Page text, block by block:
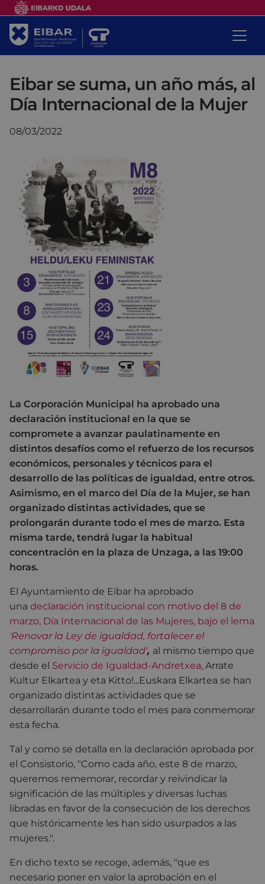
Eibar se suma, un año más, al
Día Internacional de la Mujer
08/03/2022
La Corporación Municipal ha aprobado una
declaración institucional en la que se
compromete a avanzar paulatinamente en
distintos desafíos como el refuerzo de los recursos
económicos, personales y técnicos para el
desarrollo de las políticas de igualdad, entre otros.
Asimismo, en el marco del Día de la Mujer, se han
organizado distintas actividades, que se
prolongarán durante todo el mes de marzo. Esta
misma tarde, tendrá lugar la habitual
concentración en la plaza de Unzaga, a las 19:00
horas.
El Ayuntamiento de Eibar ha aprobado
una declaración institucional con motivo del 8 de
marzo, Día Internacional de las Mujeres, bajo el lema
'Renovar la Ley de igualdad, fortalecer el
compromiso por la igualdad', al mismo tiempo que
desde el Servicio de Igualdad-Andretxea, Arrate
Kultur Elkartea y eta Kitto!...Euskara Elkartea se han
organizado distintas actividades que se
desarrollarán durante todo el mes para conmemorar
esta fecha.
Tal y como se detalla en la declaración aprobada por
el Consistorio, "Como cada año, este 8 de marzo,
queremos rememorar, recordar y reivindicar la
significación de las múltiples y diversas luchas
libradas en favor de la consecución de los derechos
que históricamente les han sido usurpados a las
mujeres.".
En dicho texto se recoge, además, "que es
necesario poner en valor la aprobación en el